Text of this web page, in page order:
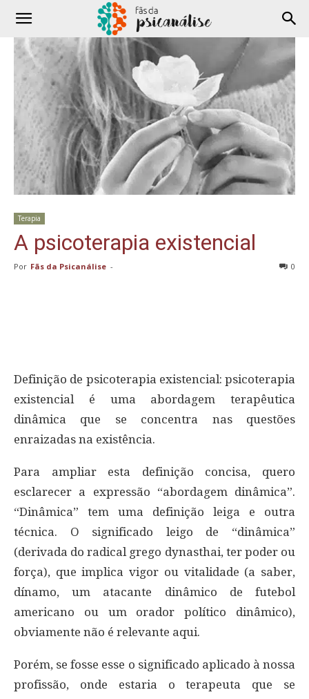
Terapia
A psicoterapia existencial
Por Fãs da Psicanálise - 0
Definição de psicoterapia existencial: psicoterapia
existencial é uma abordagem terapêutica
dinâmica que se concentra nas questões
enraizadas na existência.
Para ampliar esta definição concisa, quero
esclarecer a expressão “abordagem dinâmica”.
“Dinâmica” tem uma definição leiga e outra
técnica. O significado leigo de “dinâmica”
(derivada do radical grego dynasthai, ter poder ou
força), que implica vigor ou vitalidade (a saber,
dínamo, um atacante dinâmico de futebol
americano ou um orador político dinâmico),
obviamente não é relevante aqui.
Porém, se fosse esse o significado aplicado à nossa
profissão, onde estaria o terapeuta que se